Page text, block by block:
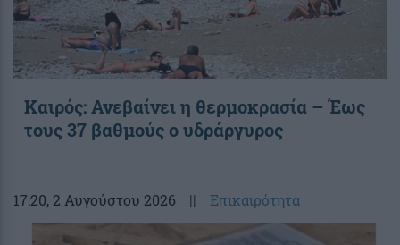
Καιρός: Ανεβαίνει η θερμοκρασία – Έως
τους 37 βαθμούς ο υδράργυρος
17:20, 2 Αυγούστου 2026 || Επικαιρότητα